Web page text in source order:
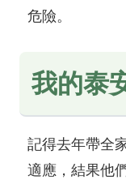
危險。
我的泰
記得去年帶全
適應，結果他